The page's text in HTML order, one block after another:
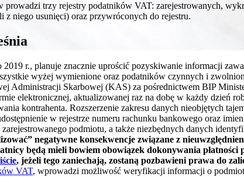
prowadzi trzy rejestry podatników VAT: zarejestrowanych,
z niego usunięci) oraz przywróconych do rejestru.
r., planuje znacznie uprościć pozyskiwanie informacji
wyżej wymienione oraz podatników czynnych i
Administracji Skarbowej (KAS) za pośrednictwem BIP
elektronicznej, aktualizowanej raz na dobę w każdy dzień
kontrahenta. Rozszerzenie zakresu danych nieobjętych
w rejestrze numeru rachunku bankowego oraz
podmiotu, a także niezbędnych danych
negatywne konsekwencje związane z
będą mieli bowiem obowiązek dokonywania płatności
, jeżeli tego zaniechają, zostaną pozbawieni prawa do
VAT, wprowadzi możliwość weryfikacji informacji o